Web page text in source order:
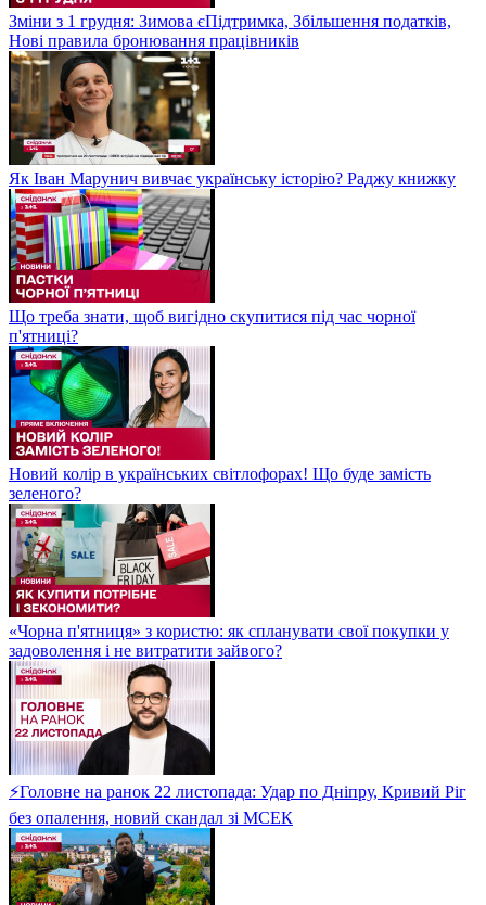
Зміни з 1 грудня: Зимова єПідтримка, Збільшення податків,
Нові правила бронювання працівників
Як Іван Марунич вивчає українську історію? Раджу книжку
Що треба знати, щоб вигідно скупитися під час чорної
п'ятниці?
Новий колір в українських світлофорах! Що буде замість
зеленого?
«Чорна п'ятниця» з користю: як спланувати свої покупки у
задоволення і не витратити зайвого?
⚡Головне на ранок 22 листопада: Удар по Дніпру, Кривий Ріг
без опалення, новий скандал зі МСЕК